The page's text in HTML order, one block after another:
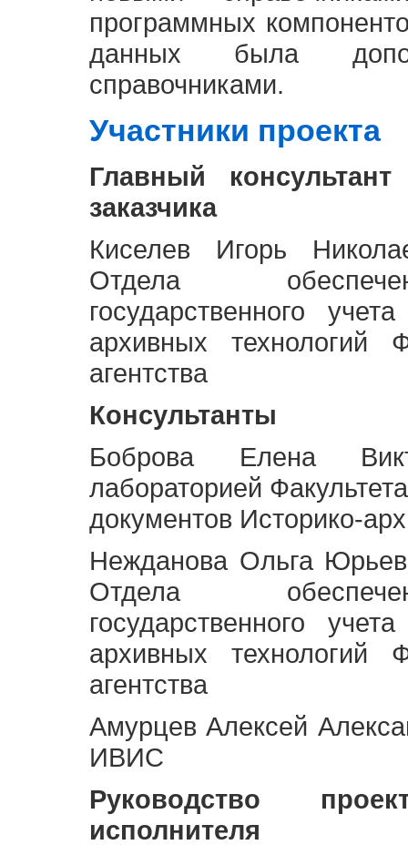
программных
данных была
справочниками.
Участники проекта
Главный
заказчика
Киселев Игорь
Отдела
государственного
архивных технологий
агентства
Консультанты
Боброва Елена
лабораторией
документов Историко-
Нежданова Ольга
Отдела
государственного
архивных технологий
агентства
Амурцев Алексей
ИВИС
Руководство
исполнителя